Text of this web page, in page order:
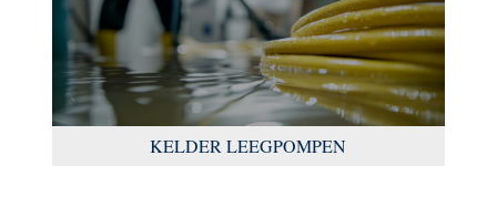
KELDER LEEGPOMPEN